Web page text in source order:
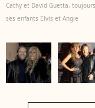
Cathy et David Guetta,
ses enfants Elvis et Angie